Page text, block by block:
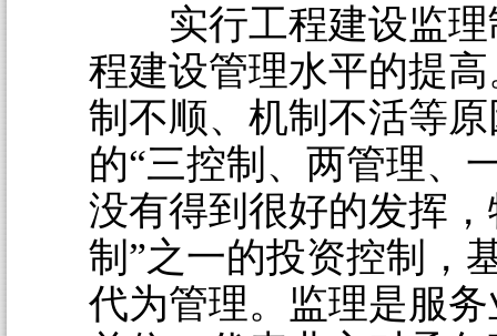
实行工程建设监理
程建设管理水平的提
制不顺、机制不活等
的“三控制、两管理、
没有得到很好的发挥
制”之一的投资控制，
代为管理。监理是服